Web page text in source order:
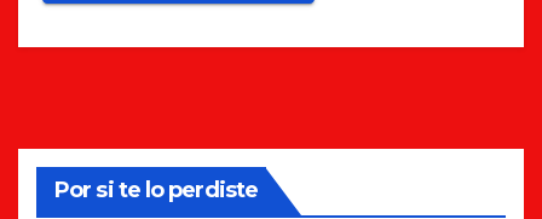
Por si te lo perdiste